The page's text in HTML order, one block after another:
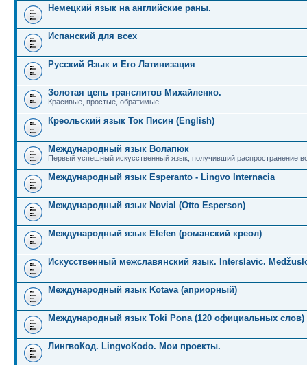
Немецкий язык на английские раны.
Испанский для всех
Русский Язык и Его Латинизация
Золотая цепь транслитов Михайленко.
Красивые, простые, обратимые.
Креольский язык Ток Писин (English)
Международный язык Волапюк
Первый успешный искусственный язык, получивший распространение
Международный язык Esperanto - Lingvo Internacia
Международный язык Novial (Otto Esperson)
Международный язык Elefen (романский креол)
Искусственный межславянский язык. Interslavic.
Международный язык Kotava (априорный)
Международный язык Toki Pona (120 официальных слов)
ЛингвоКод. LingvoKodo. Мои проекты.